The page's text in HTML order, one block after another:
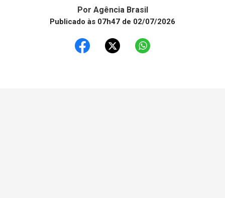
Por Agência Brasil
Publicado às 07h47 de 02/07/2026